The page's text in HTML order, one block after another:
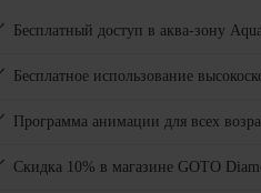
Бесплатный доступ в аква-зону
Бесплатное использование
Программа анимации для всех
Скидка 10% в магазине GOTO